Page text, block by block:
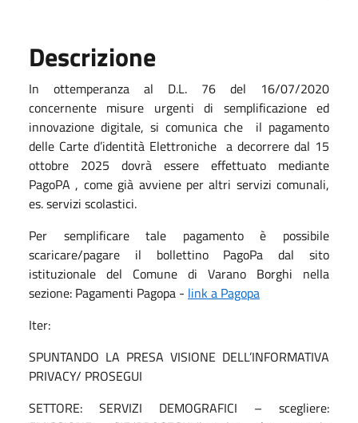
Descrizione
In ottemperanza al D.L. 76 del 16/07/2020
concernente misure urgenti di semplificazione ed
innovazione digitale, si comunica che il pagamento
delle Carte d’identità Elettroniche a decorrere dal 15
ottobre 2025 dovrà essere effettuato mediante
PagoPA , come già avviene per altri servizi comunali,
es. servizi scolastici.
Per semplificare tale pagamento è possibile
scaricare/pagare il bollettino PagoPa dal sito
istituzionale del Comune di Varano Borghi nella
sezione: Pagamenti Pagopa - link a Pagopa
Iter:
SPUNTANDO LA PRESA VISIONE DELL’INFORMATIVA
PRIVACY/ PROSEGUI
SETTORE: SERVIZI DEMOGRAFICI – scegliere: